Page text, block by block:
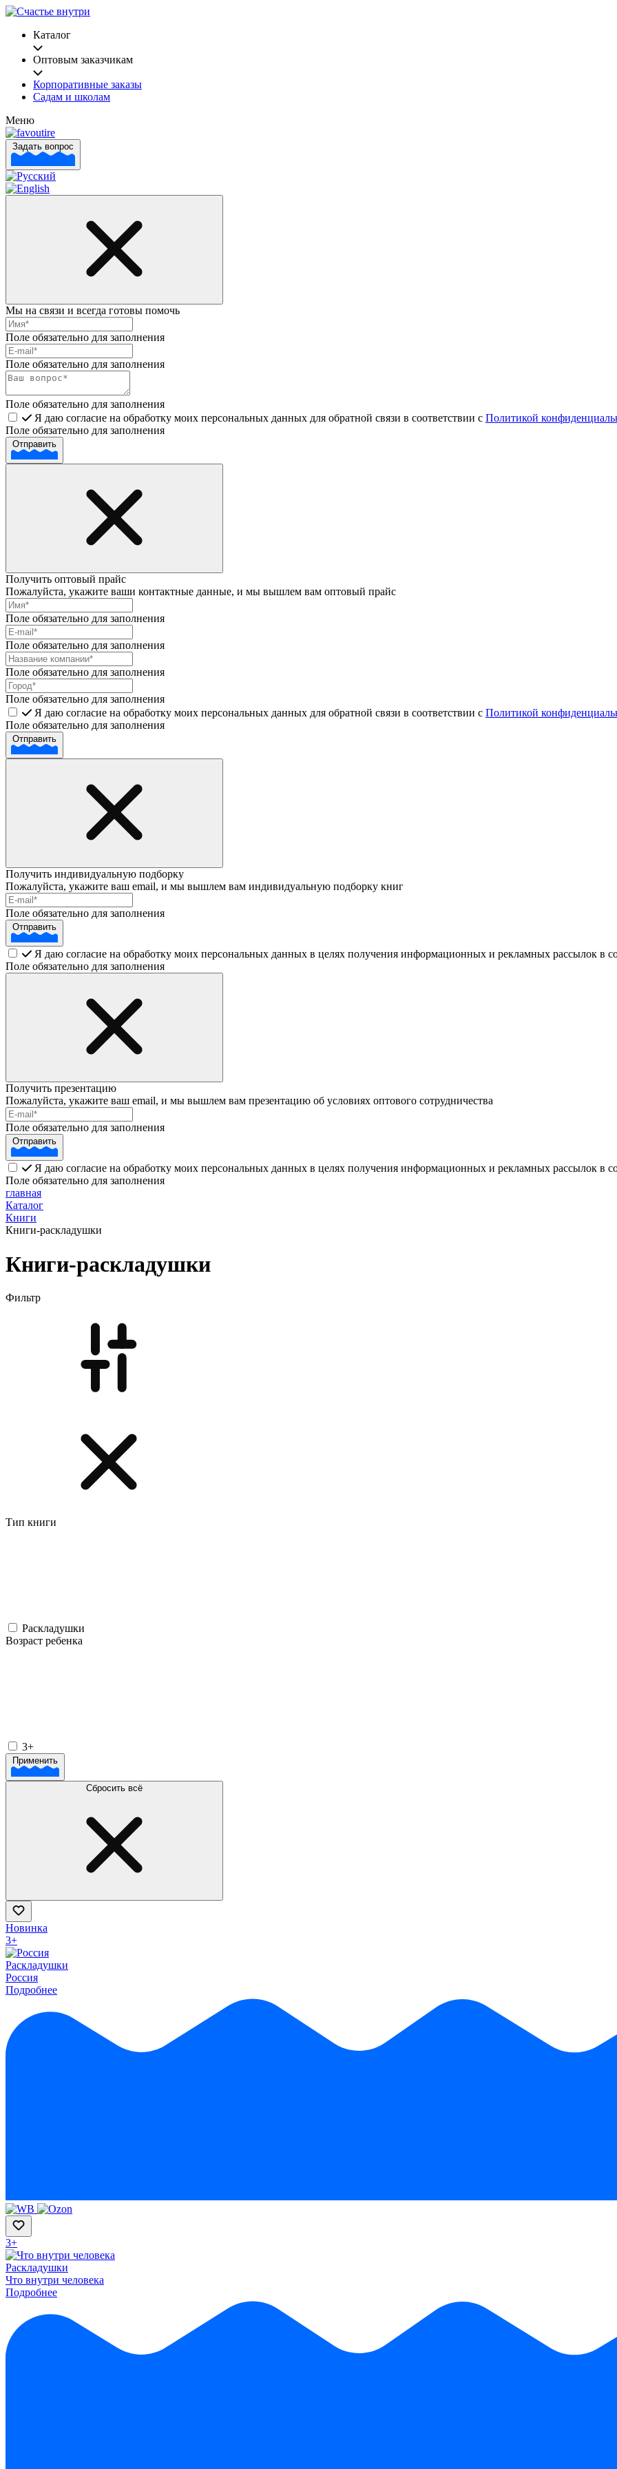
Каталог
Оптовым заказчикам
Корпоративные заказы
Садам и школам
Меню
Задать вопрос
Мы на связи и всегда готовы помочь
Поле обязательно для заполнения
Поле обязательно для заполнения
Поле обязательно для заполнения
Я даю согласие на обработку моих персональных данных для обратной связи в соответствии с Политикой
Поле обязательно для заполнения
Отправить
Получить оптовый прайс
Пожалуйста, укажите ваши контактные данные, и мы вышлем вам оптовый прайс
Поле обязательно для заполнения
Поле обязательно для заполнения
Поле обязательно для заполнения
Поле обязательно для заполнения
Я даю согласие на обработку моих персональных данных для обратной связи в соответствии с Политикой
Поле обязательно для заполнения
Отправить
Получить индивидуальную подборку
Пожалуйста, укажите ваш email, и мы вышлем вам индивидуальную подборку книг
Поле обязательно для заполнения
Отправить
Я даю согласие на обработку моих персональных данных в целях получения информационных и рекламных рассылок в
Поле обязательно для заполнения
Получить презентацию
Пожалуйста, укажите ваш email, и мы вышлем вам презентацию об условиях оптового сотрудничества
Поле обязательно для заполнения
Отправить
Я даю согласие на обработку моих персональных данных в целях получения информационных и рекламных рассылок в
Поле обязательно для заполнения
главная
Каталог
Книги
Книги-раскладушки
Книги-раскладушки
Фильтр
Тип книги
Раскладушки
Возраст ребенка
3+
Применить
Сбросить всё
Новинка
3+
Раскладушки
Россия
Подробнее
3+
Раскладушки
Что внутри человека
Подробнее